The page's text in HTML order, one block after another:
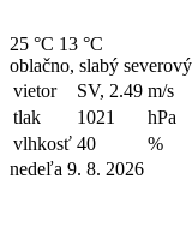
25 °C 13 °C
oblačno, slabý
vietor
SV, 2.49 m/s
tlak
1021
hPa
vlhkosť 40
%
nedeľa 9. 8. 2026